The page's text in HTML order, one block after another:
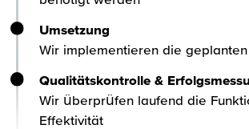
Umsetzung
Wir implementieren die
Qualitätskontrolle &
Wir überprüfen laufend die
Effektivität